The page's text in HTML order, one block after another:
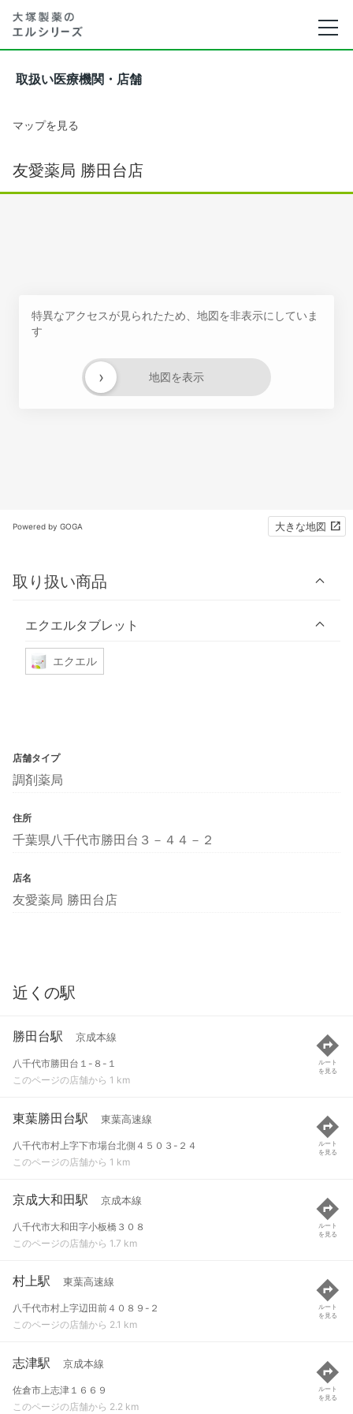
取扱い医療機関・店舗
マップを見る
友愛薬局 勝田台店
特異なアクセスが見られたため、地図を非表示にしていま
す
地図を表示
›
Powered by GOGA 大きな地図
取り扱い商品
エクエルタブレット
エクエル
店舗タイプ
調剤薬局
住所
千葉県八千代市勝田台３－４４－２
店名
友愛薬局 勝田台店
近くの駅
勝田台駅 京成本線
八千代市勝田台１-８-１
このページの店舗から 1 km
ルート
を見る
東葉勝田台駅 東葉高速線
八千代市村上字下市場台北側４５０３-２４
このページの店舗から 1 km
ルート
を見る
京成大和田駅 京成本線
八千代市大和田字小板橋３０８
このページの店舗から 1.7 km
ルート
を見る
村上駅 東葉高速線
八千代市村上字辺田前４０８９-２
このページの店舗から 2.1 km
ルート
を見る
志津駅 京成本線
佐倉市上志津１６６９
このページの店舗から 2.2 km
ルート
を見る